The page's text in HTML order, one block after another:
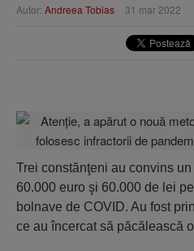
Autor: Andreea Tobias 31 mar 2022
Trei constănţeni au convins
60.000 euro şi 60.000 de lei
bolnave de COVID. Au fost
ce au încercat să păcălească